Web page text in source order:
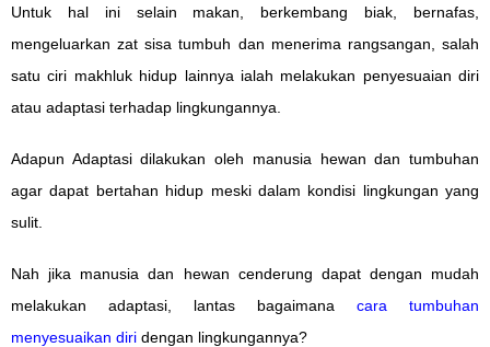
Untuk hal ini selain makan, berkembang biak, bernafas,
mengeluarkan zat sisa tumbuh dan menerima rangsangan, salah
satu ciri makhluk hidup lainnya ialah melakukan penyesuaian diri
atau adaptasi terhadap lingkungannya.
Adapun Adaptasi dilakukan oleh manusia hewan dan tumbuhan
agar dapat bertahan hidup meski dalam kondisi lingkungan yang
sulit.
Nah jika manusia dan hewan cenderung dapat dengan mudah
melakukan adaptasi, lantas bagaimana cara tumbuhan
menyesuaikan diri dengan lingkungannya?